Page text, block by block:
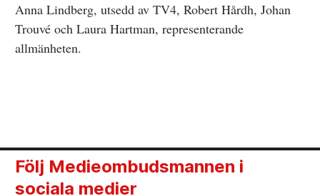
Anna Lindberg, utsedd av TV4, Robert Hårdh, Johan
Trouvé och Laura Hartman, representerande
allmänheten.
Följ Medieombudsmannen i
sociala medier